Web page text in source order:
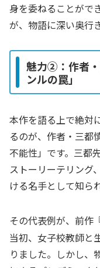
身を委ねることがで
が、物語に深い奥行
魅力②：作者
ンルの罠」
本作を語る上で絶対
るのが、作者・三都
不能性」です。三都
ストーリーテリング
ける名手として知ら
その代表例が、前作
当初、女子校教師と
りました。しかし、